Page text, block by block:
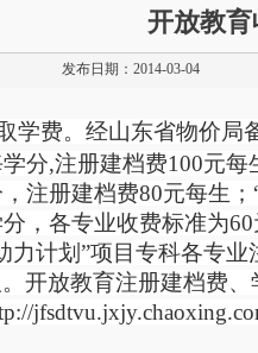
开放教
发布日期：2014-03-04
学费。经山东省物价局
分,注册建档费100元
注册建档费80元每生
，各专业收费标准为
力计划”项目专科各专
开放教育注册建档费